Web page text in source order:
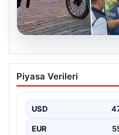
Rapçi Keskin’in
Gözaltına Alınması
bilinen rapçi Yüşa
Piyasa Verileri
USD
EUR